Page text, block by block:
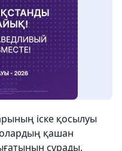
іске қосылуы
қашан
сұрады.